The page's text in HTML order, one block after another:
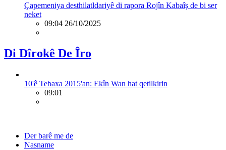
Çapemeniya desthilatldariyê di rapora Rojîn Kabaîş de bi ser
neket
09:04 26/10/2025
Di Dîrokê De Îro
10'ê Tebaxa 2015'an: Ekîn Wan hat qetilkirin
09:01
Der barê me de
Nasname